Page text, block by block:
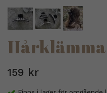
159 kr